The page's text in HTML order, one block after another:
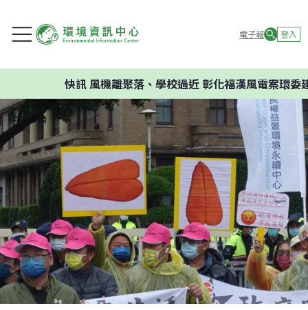
電子報 登入
風機離聚落、學校過近 彰化福漢風電案環委建議不應